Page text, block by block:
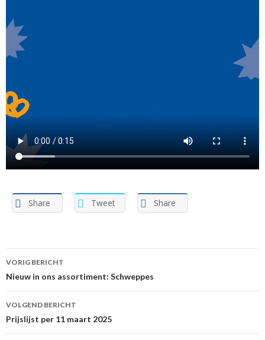
Share Tweet Share
Berichtnavigatie
VORIG BERICHT
Nieuw in ons assortiment: Schweppes
VOLGEND BERICHT
Prijslijst per 11 maart 2025